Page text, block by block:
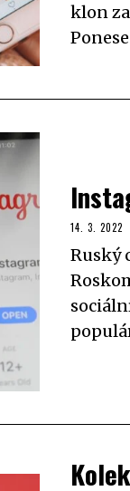
klon
14. 3. 2022
Ruský